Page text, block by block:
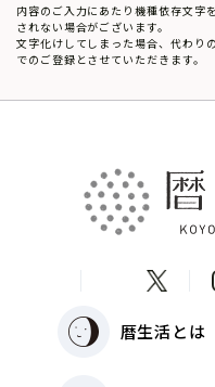
内容のご入力にあたり機種依存文字
されない場合がございます。
文字化けしてしまった場合、代わり
でのご登録とさせていただきます。
暦生活とは